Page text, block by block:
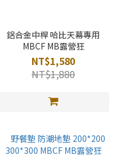
鋁合金中桿 哈比天幕專用
MBCF MB露營狂
NT$1,580
NT$1,880